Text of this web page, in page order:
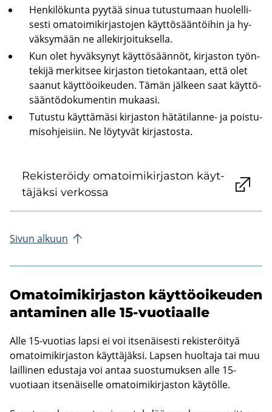
Hen­ki­lö­kun­ta pyy­tää sinua tu­tus­tu­maan huo­lel­li­
ses­ti oma­toi­mi­kir­jas­to­jen käyt­tö­sään­töi­hin ja hy­
väk­sy­mään ne al­le­kir­joi­tuk­sel­la.
Kun olet hy­väk­sy­nyt käyt­tö­sään­nöt, kir­jas­ton työn­
te­ki­jä mer­kit­see kir­jas­ton tie­to­kan­taan, että olet
saa­nut käyt­tö­oi­keu­den. Tämän jäl­keen saat käyt­tö­
sään­tö­do­ku­men­tin mu­kaa­si.
Tu­tus­tu käyt­tä­mä­si kir­jas­ton hätätilanne-​ ja pois­tu­
mis­oh­jei­siin. Ne löy­ty­vät kir­jas­tos­ta.
Re­kis­te­röi­dy oma­toi­mi­kir­jas­ton käyt­
tä­jäk­si ver­kos­sa
Sivun al­kuun
Oma­toi­mi­kir­jas­ton käyt­tö­oi­keu­den
an­ta­mi­nen alle 15-​vuotiaalle
Alle 15-​vuotias lapsi ei voi it­se­näi­ses­ti re­kis­te­röi­tyä
oma­toi­mi­kir­jas­ton käyt­tä­jäk­si. Lap­sen huol­ta­ja tai muu
lail­li­nen edus­ta­ja voi antaa suos­tu­muk­sen alle 15-​
vuotiaan it­se­näi­sel­le oma­toi­mi­kir­jas­ton käy­töl­le.